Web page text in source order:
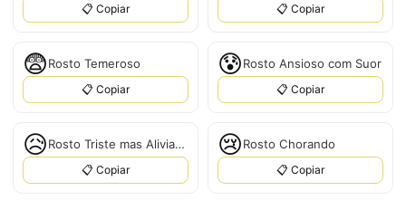
📋 Copiar 📋 Copiar
😨Rosto Temeroso
📋 Copiar
😰Rosto Ansioso com Suor
📋 Copiar
😥 Rosto Triste mas Aliviado
📋 Copiar
😢Rosto Chorando
📋 Copiar